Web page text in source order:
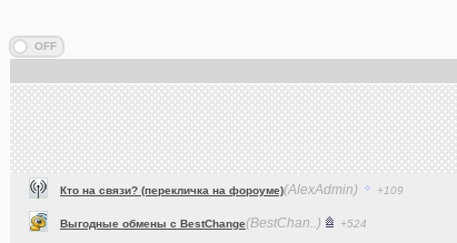
Выгодные обмены с BestChange(BestChan..) +524
Что вы слушаете в данный момент (часть 2)?(dj_Master)